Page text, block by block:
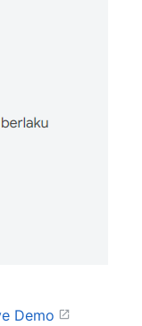
Demo